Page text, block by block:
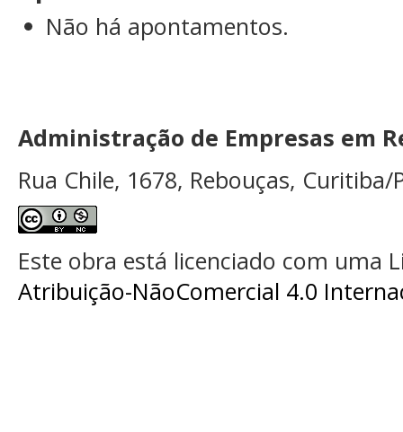
Não há apontamentos.
Administração de Empresas em
Rua Chile, 1678, Rebouças, Curitiba/
Este obra está licenciado com uma
Atribuição-NãoComercial 4.0